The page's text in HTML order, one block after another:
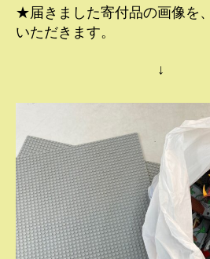
★届きました寄付品の画像を
いただきます。
↓